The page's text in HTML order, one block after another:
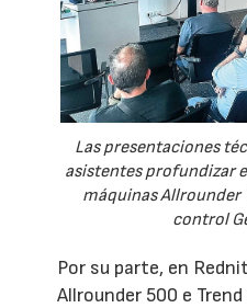
Las presentaciones
asistentes profundizar
máquinas Allrounder
control
Por su parte, en
Allrounder 500 e